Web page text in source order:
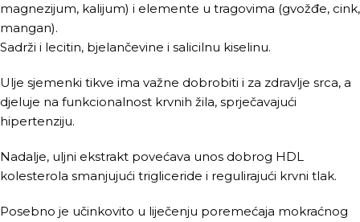
magnezijum, kalijum) i elemente u tragovima (gvožđe, cink,
mangan).
Sadrži i lecitin, bjelančevine i salicilnu kiselinu.
Ulje sjemenki tikve ima važne dobrobiti i za zdravlje srca, a
djeluje na funkcionalnost krvnih žila, sprječavajući
hipertenziju.
Nadalje, uljni ekstrakt povećava unos dobrog HDL
kolesterola smanjujući trigliceride i regulirajući krvni tlak.
Posebno je učinkovito u liječenju poremećaja mokraćnog